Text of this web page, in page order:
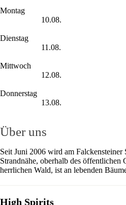
Montag
10.08.
Dienstag
11.08.
Mittwoch
12.08.
Donnerstag
13.08.
Über uns
Seit Juni 2006 wird am
Strandnähe, oberhalb des
herrlichen Wald, ist an lebenden
High Spirits